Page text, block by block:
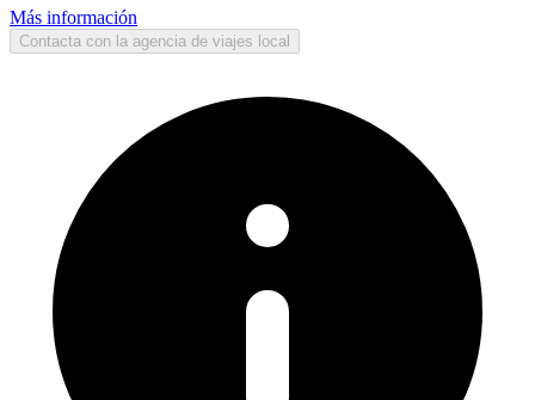
Más información
Contacta con la agencia de viajes local